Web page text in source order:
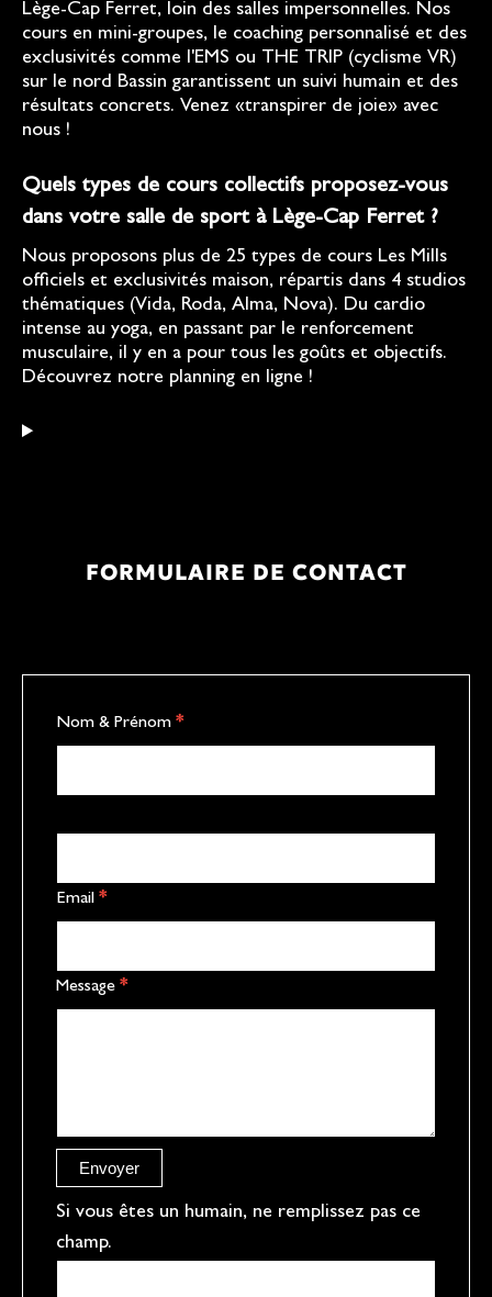
Lège-Cap Ferret, loin des salles impersonnelles. Nos
cours en mini-groupes, le coaching personnalisé et des
exclusivités comme l'EMS ou THE TRIP (cyclisme VR)
sur le nord Bassin garantissent un suivi humain et des
résultats concrets. Venez «transpirer de joie» avec
nous !
Quels types de cours collectifs proposez-vous
dans votre salle de sport à Lège-Cap Ferret ?
Nous proposons plus de 25 types de cours Les Mills
officiels et exclusivités maison, répartis dans 4 studios
thématiques (Vida, Roda, Alma, Nova). Du cardio
intense au yoga, en passant par le renforcement
musculaire, il y en a pour tous les goûts et objectifs.
Découvrez notre planning en ligne !
FORMULAIRE DE CONTACT
C
t
s
e
f
Nom & Prénom *
Email *
Message *
Envoyer
Si vous êtes un humain, ne remplissez pas ce
champ.